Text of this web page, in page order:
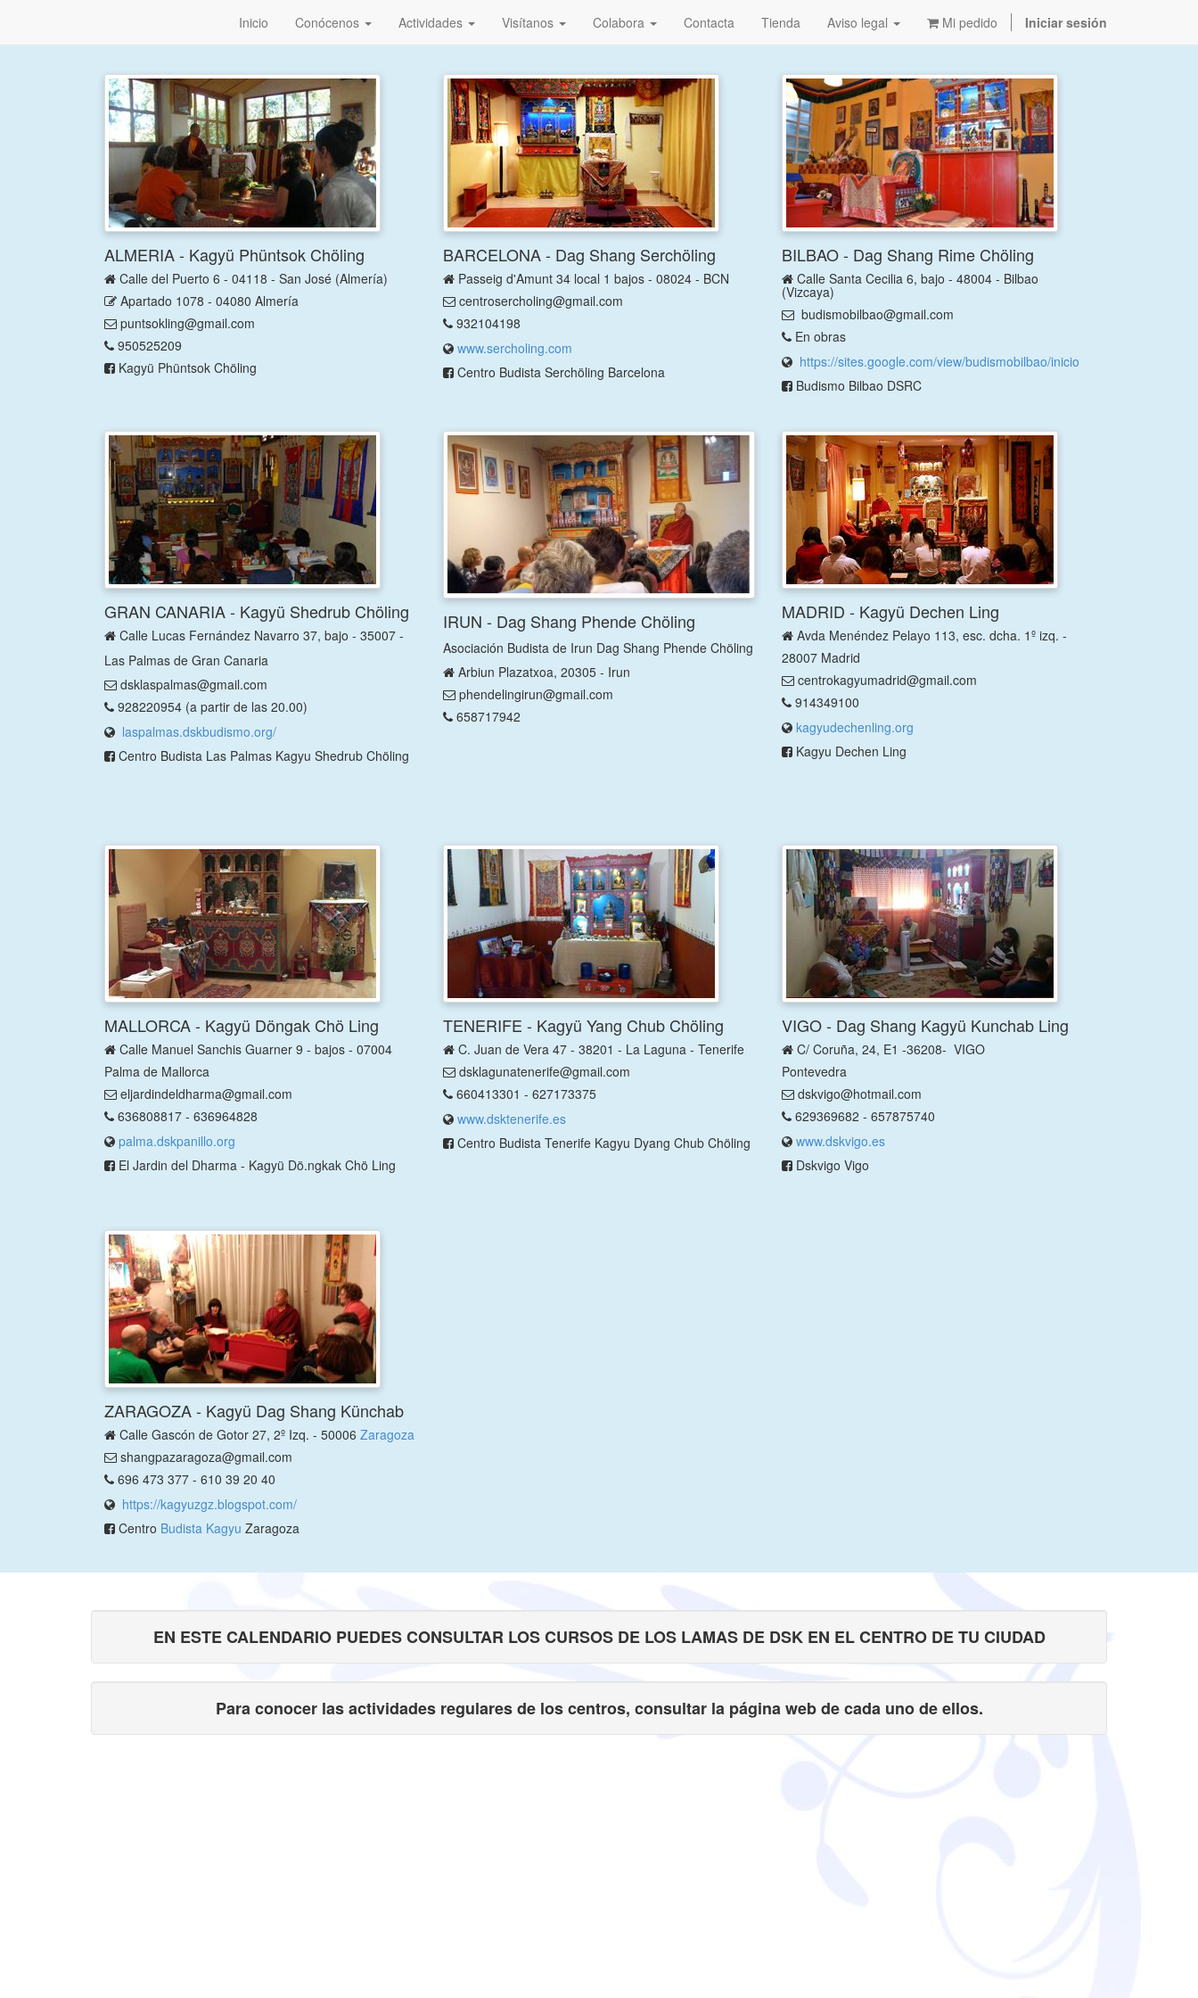
Inicio Conócenos Actividades Visítanos Colabora Contacta Tienda Aviso legal Mi pedido Iniciar sesión
ALMERIA - Kagyü Phüntsok Chöling
Calle del Puerto 6 - 04118 - San José (Almería)
Apartado 1078 - 04080 Almería
puntsokling@gmail.com
950525209
Kagyü Phüntsok Chöling
BARCELONA - Dag Shang Serchöling
Passeig d'Amunt 34 local 1 bajos - 08024 - BCN
centrosercholing@gmail.com
932104198
www.sercholing.com
Centro Budista Serchöling Barcelona
BILBAO - Dag Shang Rime Chöling
Calle Santa Cecilia 6, bajo - 48004 - Bilbao
(Vizcaya)
budismobilbao@gmail.com
En obras
https://sites.google.com/view/budismobilbao/inicio
Budismo Bilbao DSRC
GRAN CANARIA - Kagyü Shedrub Chöling
Calle Lucas Fernández Navarro 37, bajo - 35007 -
Las Palmas de Gran Canaria
dsklaspalmas@gmail.com
928220954 (a partir de las 20.00)
laspalmas.dskbudismo.org/
Centro Budista Las Palmas Kagyu Shedrub Chöling
IRUN - Dag Shang Phende Chöling
Asociación Budista de Irun Dag Shang Phende Chöling
Arbiun Plazatxoa, 20305 - Irun
phendelingirun@gmail.com
658717942
MADRID - Kagyü Dechen Ling
Avda Menéndez Pelayo 113, esc. dcha. 1º izq. -
28007 Madrid
centrokagyumadrid@gmail.com
914349100
kagyudechenling.org
Kagyu Dechen Ling
MALLORCA - Kagyü Döngak Chö Ling
Calle Manuel Sanchis Guarner 9 - bajos - 07004
Palma de Mallorca
eljardindeldharma@gmail.com
636808817 - 636964828
palma.dskpanillo.org
El Jardin del Dharma - Kagyü Dö.ngkak Chö Ling
TENERIFE - Kagyü Yang Chub Chöling
C. Juan de Vera 47 - 38201 - La Laguna - Tenerife
dsklagunatenerife@gmail.com
660413301 - 627173375
www.dsktenerife.es
Centro Budista Tenerife Kagyu Dyang Chub Chöling
VIGO - Dag Shang Kagyü Kunchab Ling
C/ Coruña, 24, E1 -36208- VIGO
Pontevedra
dskvigo@hotmail.com
629369682 - 657875740
www.dskvigo.es
Dskvigo Vigo
ZARAGOZA - Kagyü Dag Shang Künchab
Calle Gascón de Gotor 27, 2º Izq. - 50006 Zaragoza
shangpazaragoza@gmail.com
696 473 377 - 610 39 20 40
https://kagyuzgz.blogspot.com/
Centro Budista Kagyu Zaragoza
EN ESTE CALENDARIO PUEDES CONSULTAR LOS CURSOS DE LOS LAMAS DE DSK EN EL CENTRO DE TU CIUDAD
Para conocer las actividades regulares de los centros, consultar la página web de cada uno de ellos.